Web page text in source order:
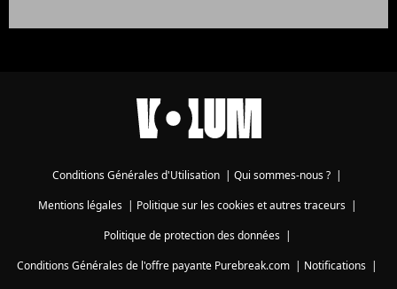
Conditions Générales d'Utilisation | Qui sommes-nous ? |
Mentions légales| Politique sur les cookies et autres traceurs|
Politique de protection des données|
Conditions Générales de l'offre payante Purebreak.com | Notifications |